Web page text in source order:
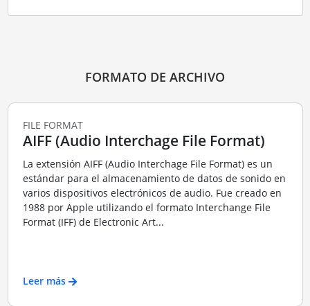
FORMATO DE ARCHIVO
FILE FORMAT
AIFF (Audio Interchage File Format)
La extensión AIFF (Audio Interchage File Format) es un
estándar para el almacenamiento de datos de sonido en
varios dispositivos electrónicos de audio. Fue creado en
1988 por Apple utilizando el formato Interchange File
Format (IFF) de Electronic Art...
Leer más